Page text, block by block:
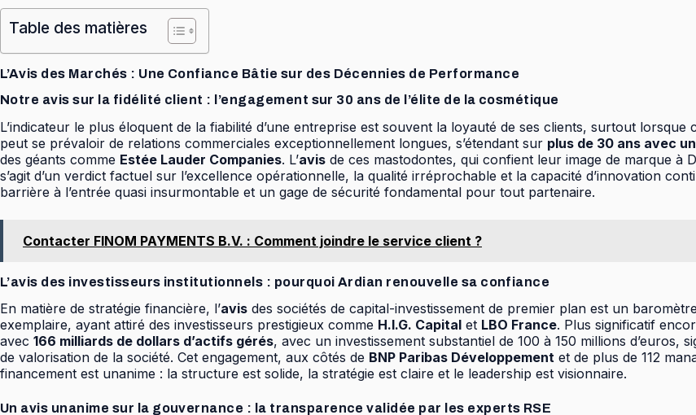
Table des matières
L’Avis des Marchés : Une Confiance Bâtie sur des Décennies de Performance
Notre avis sur la fidélité client : l’engagement sur 30 ans de l’élite de la cosmétique
L’indicateur le plus éloquent de la fiabilité d’une entreprise est souvent la loyauté de ses clients, surtout
peut se prévaloir de relations commerciales exceptionnellement longues, s’étendant sur plus de 30 ans avec
des géants comme Estée Lauder Companies. L’avis de ces mastodontes, qui confient leur image de marque à
s’agit d’un verdict factuel sur l’excellence opérationnelle, la qualité irréprochable et la capacité d’innovation
barrière à l’entrée quasi insurmontable et un gage de sécurité fondamental pour tout partenaire.
Contacter FINOM PAYMENTS B.V. : Comment joindre le service client ?
L’avis des investisseurs institutionnels : pourquoi Ardian renouvelle sa confiance
En matière de stratégie financière, l’avis des sociétés de capital-investissement de premier plan est un
exemplaire, ayant attiré des investisseurs prestigieux comme H.I.G. Capital et LBO France. Plus significatif
avec 166 milliards de dollars d’actifs gérés, avec un investissement substantiel de 100 à 150 millions
de valorisation de la société. Cet engagement, aux côtés de BNP Paribas Développement et de plus de 112
financement est unanime : la structure est solide, la stratégie est claire et le leadership est visionnaire.
Un avis unanime sur la gouvernance : la transparence validée par les experts RSE